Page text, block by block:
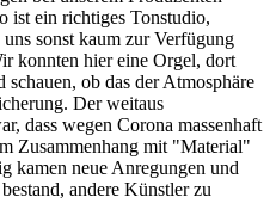
ist ein richtiges Tonstudio,
sonst kaum zur Verfügung
konnten hier eine Orgel, dort
ob das der Atmosphäre
Der weitaus
dass wegen Corona massenhaft
Zusammenhang mit "Material"
kamen neue Anregungen und
andere Künstler zu